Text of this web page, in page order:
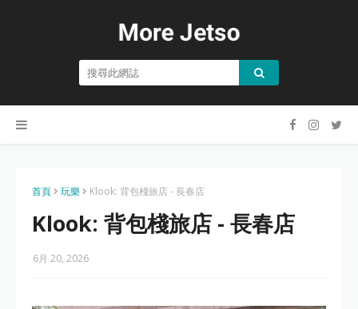
首頁 玩樂 Klook: 背包棧旅店 - 長春店
Klook: 背包棧旅店 - 長春店
6月 20, 2026